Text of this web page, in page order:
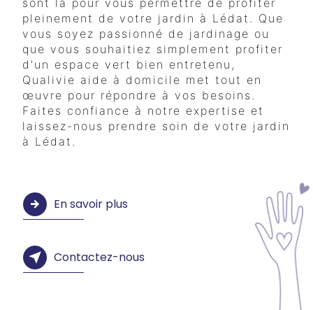
pleinement de votre jardin à Lédat. Que
vous soyez passionné de jardinage ou
que vous souhaitiez simplement profiter
d'un espace vert bien entretenu,
Qualivie aide à domicile met tout en
œuvre pour répondre à vos besoins.
Faites confiance à notre expertise et
laissez-nous prendre soin de votre jardin
à Lédat.
En savoir plus
Contactez-nous